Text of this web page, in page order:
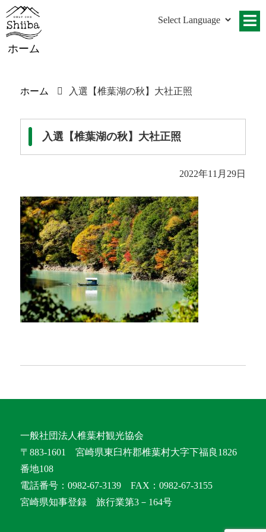
ホーム
ホーム 入選【椎葉湖の秋】大社正照
入選【椎葉湖の秋】大社正照
2022年11月29日
一般社団法人椎葉村観光協会
〒883-1601 宮崎県東臼杵郡椎葉村大字下福良1826
番地108
電話番号：0982-67-3139 FAX：0982-67-3155
宮崎県知事登録 旅行業第3－164号